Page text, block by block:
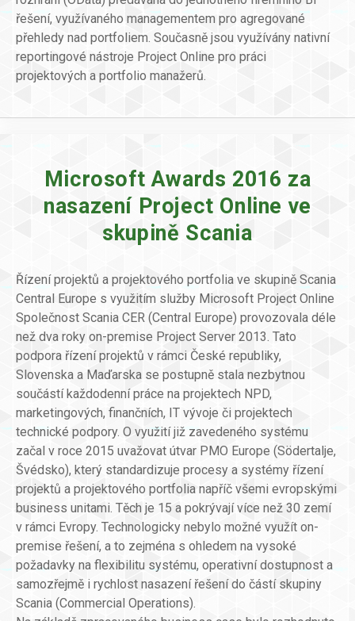
řešení, využívaného managementem pro agregované
přehledy nad portfoliem. Současně jsou využívány nativní
reportingové nástroje Project Online pro práci
projektových a portfolio manažerů.
Microsoft Awards 2016 za
nasazení Project Online ve
skupině Scania
Řízení projektů a projektového portfolia ve skupině Scania
Central Europe s využitím služby Microsoft Project Online
Společnost Scania CER (Central Europe) provozovala déle
než dva roky on-premise Project Server 2013. Tato
podpora řízení projektů v rámci České republiky,
Slovenska a Maďarska se postupně stala nezbytnou
součástí každodenní práce na projektech NPD,
marketingových, finančních, IT vývoje či projektech
technické podpory. O využití již zavedeného systému
začal v roce 2015 uvažovat útvar PMO Europe (Södertalje,
Švédsko), který standardizuje procesy a systémy řízení
projektů a projektového portfolia napříč všemi evropskými
business unitami. Těch je 15 a pokrývají více než 30 zemí
v rámci Evropy. Technologicky nebylo možné využít on-
premise řešení, a to zejména s ohledem na vysoké
požadavky na flexibilitu systému, operativní dostupnost a
samozřejmě i rychlost nasazení řešení do částí skupiny
Scania (Commercial Operations).